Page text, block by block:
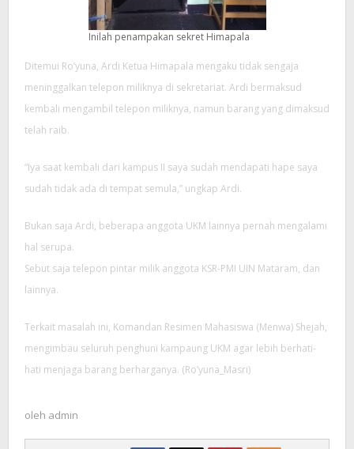
Inilah penampakan sekret Himapala
Ditemui Ro’yuna, Ardi Ketua Himapala mengaku tidak sengaja
meninggalkan telepon miliknya di sekretariat. Ardi bermaksud
kembali mengambil telepon miliknya, namun barang yang dimaksud
telah raib.
“Iya saat kembali dari kampus II saya sudah mendapati hape saya
sudah tidak ada di tempat semula,” ungkap Ardi.
Bukan saja Ardi, beberapa anggota UKM lainnya pernah mengalami
hal serupa.
Sebut saja telepon pintar milik anggota KSR-PMI UIN Mataram, dan
lainnya.
Terkait masalah ini, Komandan Resimen Mahasiswa (Menwa) Shejah,
mengimbau seluruh penghuni kampaung UKM agar lebih berhati-
hati menjaga barang berharganya. (Ro’yuna_Masri)
oleh admin